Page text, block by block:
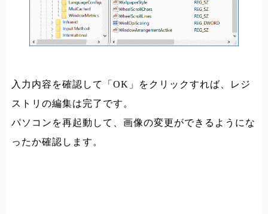
入力内容を確認して「OK」をクリックすれば、レジ
ストリの編集は完了です。
パソコンを再起動して、画像の変更ができるようにな
ったか確認します。